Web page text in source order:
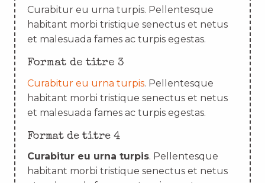
Curabitur eu urna turpis. Pellentesque
habitant morbi tristique senectus et netus
et malesuada fames ac turpis egestas.
Format de titre 3
Curabitur eu urna turpis. Pellentesque
habitant morbi tristique senectus et netus
et malesuada fames ac turpis egestas.
Format de titre 4
Curabitur eu urna turpis. Pellentesque
habitant morbi tristique senectus et netus